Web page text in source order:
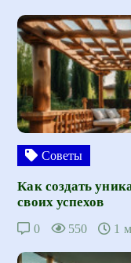
Советы
Как создать
своих успехов
0 550 1